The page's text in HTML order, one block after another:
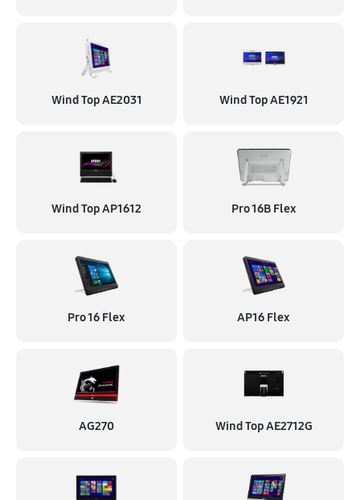
Wind Top AE2031 Wind Top AE1921
Wind Top AP1612 Pro 16B Flex
Pro 16 Flex AP16 Flex
AG270 Wind Top AE2712G